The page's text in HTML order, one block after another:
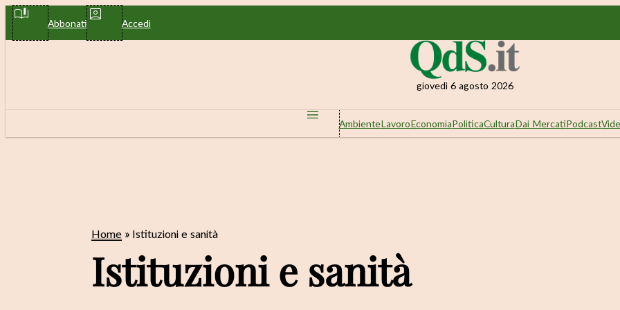
Vai
contenuto
Abbonati Accedi
giovedì 6 agosto 2026
AmbienteLavoroEconomiaPoliticaCulturaDai MercatiPodcast
Home » Istituzioni e sanità
Istituzioni e sanità